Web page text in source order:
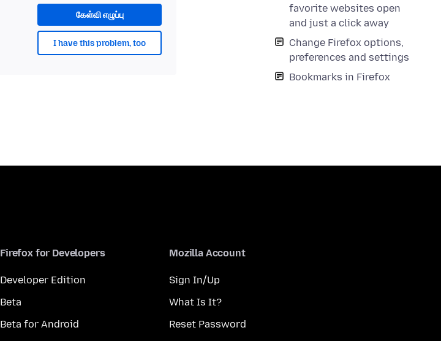
favorite websites open
and just a click away
Change Firefox options,
preferences and settings
Bookmarks in Firefox
கேள்வி எழுப்பு
I have this problem, too
Firefox for Developers
Developer Edition
Beta
Beta for Android
Mozilla Account
Sign In/Up
What Is It?
Reset Password